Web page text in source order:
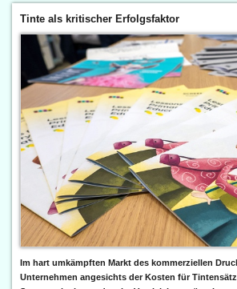
Tinte als kritischer Erfolgsfaktor
Im hart umkämpften Markt des kommerziellen
Unternehmen angesichts der Kosten für